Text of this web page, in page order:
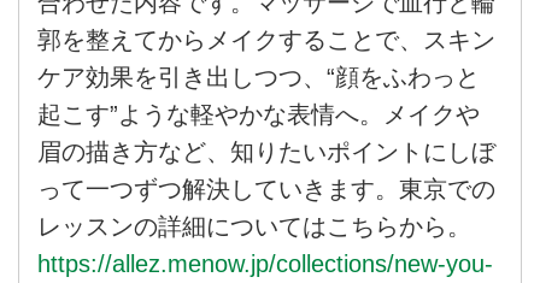
郭を整えてからメイクすることで、スキン
ケア効果を引き出しつつ、“顔をふわっと
起こす”ような軽やかな表情へ。メイクや
眉の描き方など、知りたいポイントにしぼ
って一つずつ解決していきます。東京での
レッスンの詳細についてはこちらから。
https://allez.menow.jp/collections/new-you-